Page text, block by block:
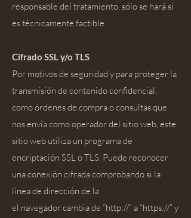
responsable del tratamiento, sólo se hará si
es técnicamente factible.
Cifrado SSL y/o TLS
Por motivos de seguridad y para proteger la
transmisión de contenido confidencial,
como órdenes de compra o consultas que
nos envía como operador del sitio web, este
sitio web utiliza un programa de
encriptación SSL o TLS. Puede reconocer
una conexión cifrada comprobando si la
línea de dirección de la
el navegador cambia de “http://” a “https://” y